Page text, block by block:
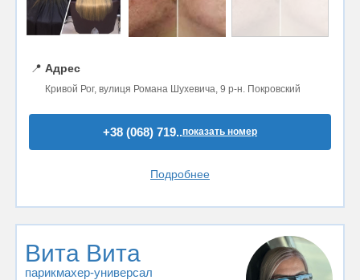
📍 Адрес
Кривой Рог, вулиця Романа Шухевича, 9 р-н. Покровский
+38 (068) 719..показать номер
Подробнее
Вита Вита
парикмахер-универсал